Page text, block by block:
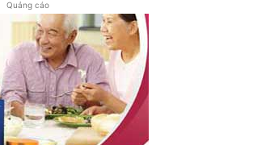
Quảng cáo